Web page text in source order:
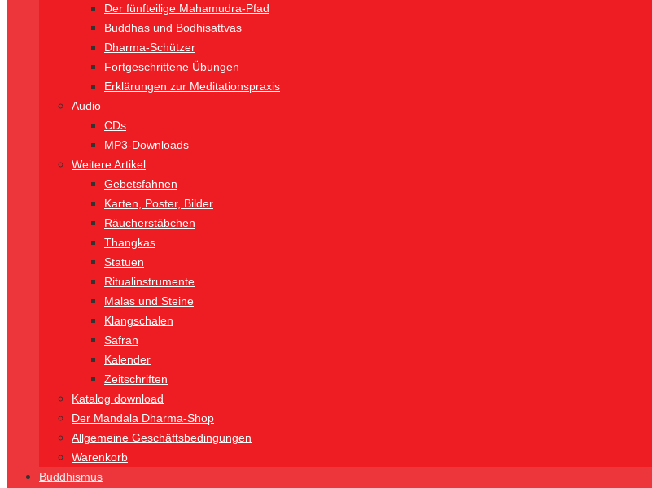
Der fünfteilige Mahamudra-Pfad
Buddhas und Bodhisattvas
Dharma-Schützer
Fortgeschrittene Übungen
Erklärungen zur Meditationspraxis
Audio
CDs
MP3-Downloads
Weitere Artikel
Gebetsfahnen
Karten, Poster, Bilder
Räucherstäbchen
Thangkas
Statuen
Ritualinstrumente
Malas und Steine
Klangschalen
Safran
Kalender
Zeitschriften
Katalog download
Der Mandala Dharma-Shop
Allgemeine Geschäftsbedingungen
Warenkorb
Buddhismus